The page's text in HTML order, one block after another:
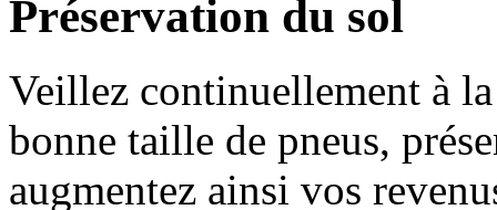
Préservation du sol
Veillez continuellement à
bonne taille de pneus,
augmentez ainsi vos